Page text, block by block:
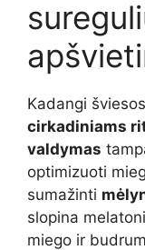
Kadangi
cirkadiniams
valdymas
optimizuoti
sumažinti
slopina
miego ir